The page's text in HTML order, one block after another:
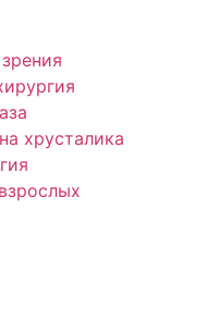
хрусталика